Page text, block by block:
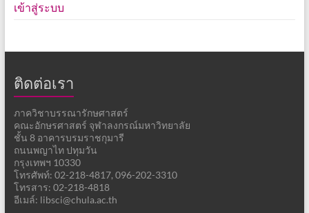
เข้าสู่ระบบ
ติดต่อเรา
ภาควิชาบรรณารักษศาสตร์
คณะอักษรศาสตร์ จุฬาลงกรณ์มหาวิทยาลัย
ชั้น 8 อาคารบรมราชกุมารี
ถนนพญาไท ปทุมวัน
กรุงเทพฯ 10330
โทรศัพท์: 02-218-4817, 096-202-3310
โทรสาร: 02-218-4818
อีเมล์: libsci@chula.ac.th